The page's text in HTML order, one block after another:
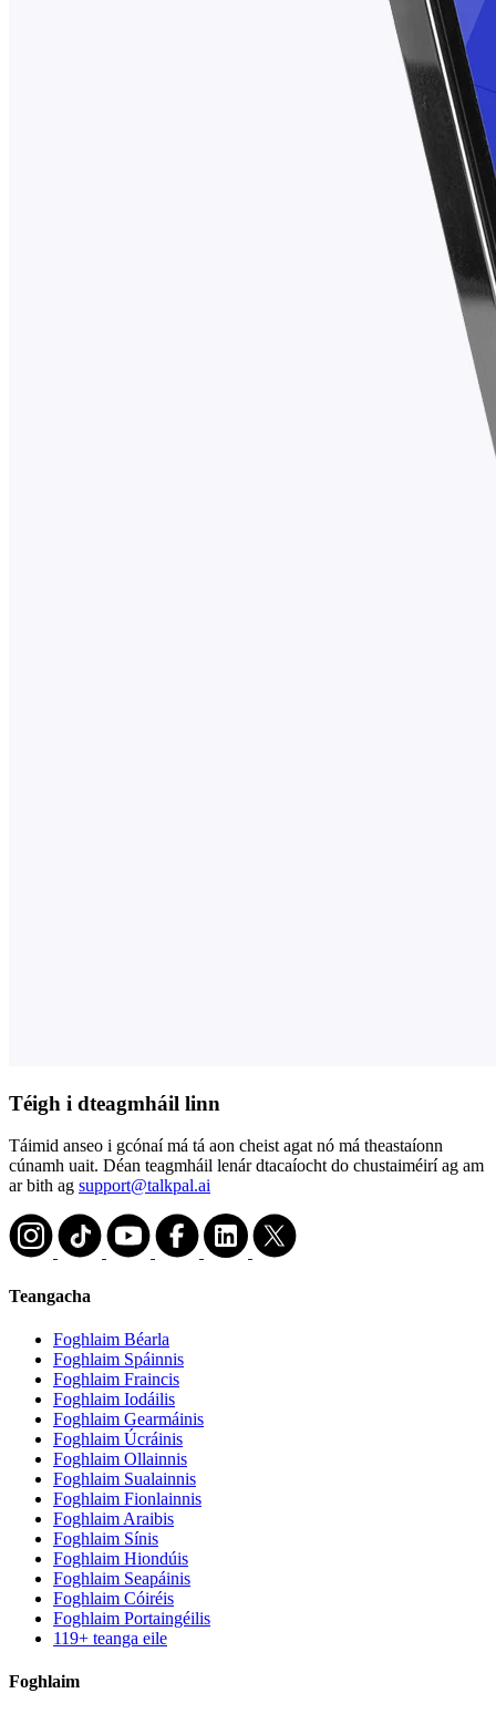
Téigh i dteagmháil linn
Táimid anseo i gcónaí má tá aon cheist agat nó má theastaíonn
cúnamh uait. Déan teagmháil lenár dtacaíocht do chustaiméirí ag am
ar bith ag support@talkpal.ai
Teangacha
Foghlaim Béarla
Foghlaim Spáinnis
Foghlaim Fraincis
Foghlaim Iodáilis
Foghlaim Gearmáinis
Foghlaim Úcráinis
Foghlaim Ollainnis
Foghlaim Sualainnis
Foghlaim Fionlainnis
Foghlaim Araibis
Foghlaim Sínis
Foghlaim Hiondúis
Foghlaim Seapáinis
Foghlaim Cóiréis
Foghlaim Portaingéilis
119+ teanga eile
Foghlaim